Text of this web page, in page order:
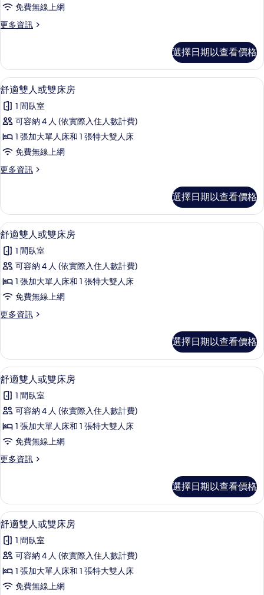
片
情
或
床
房
的
所
有
相
片
免費無線上網
更多資訊
更
雙
人
或
床
房
詳
情
選擇日期以查看價格
顯
示
舒
適
雙
或
床
房
的
所
有
相
片
23
舒適雙人或雙床房
1 間臥室
可容納 4 人 (依實際入住人數計費)
1 張加大單人床和 1 張特大雙人床
免費無線上網
更多資訊
更
雙
人
或
床
房
詳
情
選擇日期以查看價格
顯
示
舒
適
雙
或
床
房
的
所
有
相
片
23
舒適雙人或雙床房
1 間臥室
可容納 4 人 (依實際入住人數計費)
1 張加大單人床和 1 張特大雙人床
免費無線上網
更多資訊
更
雙
人
或
床
房
詳
情
選擇日期以查看價格
顯
示
舒
適
雙
或
床
房
的
所
有
相
片
23
舒適雙人或雙床房
1 間臥室
可容納 4 人 (依實際入住人數計費)
1 張加大單人床和 1 張特大雙人床
免費無線上網
更多資訊
更
雙
人
或
床
房
詳
情
選擇日期以查看價格
顯
示
舒
適
雙
23
舒適雙人或雙床房
1 間臥室
可容納 4 人 (依實際入住人數計費)
1 張加大單人床和 1 張特大雙人床
免費無線上網